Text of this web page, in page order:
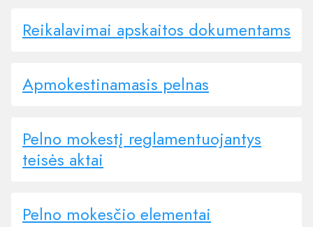
Reikalavimai apskaitos dokumentams
Apmokestinamasis pelnas
Pelno mokestį reglamentuojantys
teisės aktai
Pelno mokesčio elementai